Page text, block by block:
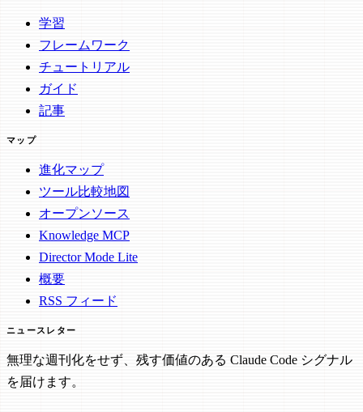
学習
フレームワーク
チュートリアル
ガイド
記事
マップ
進化マップ
ツール比較地図
オープンソース
Knowledge MCP
Director Mode Lite
概要
RSS フィード
ニュースレター
無理な週刊化をせず、残す価値のある Claude Code シグナル
を届けます。